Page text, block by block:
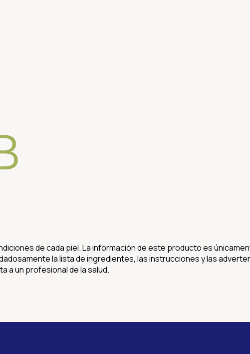
de cada piel. La información de este producto es
la lista de ingredientes, las instrucciones y las
a un profesional de la salud.